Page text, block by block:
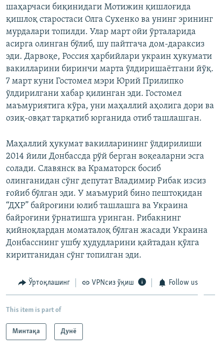
шаҳарчаси биқинидаги Мотижин қишлоғида
қишлоқ старостаси Олга Сухенко ва унинг эрининг
мурдалари топилди. Улар март ойи ўрталарида
асирга олинган бўлиб, шу пайтгача дом-дараксиз
эди. Дарвоқе, Россия ҳарбийлари украин ҳукумати
вакилларини биринчи марта ўлдиришаётгани йўқ.
7 март куни Гостомел мэри Юрий Прилипко
ўлдирилгани хабар қилинган эди. Гостомел
маъмуриятига кўра, уни маҳаллий аҳолига дори ва
озиқ-овқат тарқатиб юрганида отиб ташлашган.
Маҳаллий ҳукумат вакилларининг ўлдирилиши
2014 йили Донбассда рўй берган воқеаларни эсга
солади. Славянск ва Краматорск босиб
олинганидан сўнг депутат Владимир Рибак изсиз
ғойиб бўлган эди. У маъмурий бино пештоқидан
“ДХР” байроғини юлиб ташлашга ва Украина
байроғини ўрнатишга уринган. Рибакнинг
қийноқлардан моматалоқ бўлган жасади Украина
Донбасснинг ушбу ҳудудларини қайтадан қўлга
киритганидан сўнг топилган эди.
Ўртоқлашинг VPNсиз ўқиш Follow us
This item is part of
Минтақа Дунë